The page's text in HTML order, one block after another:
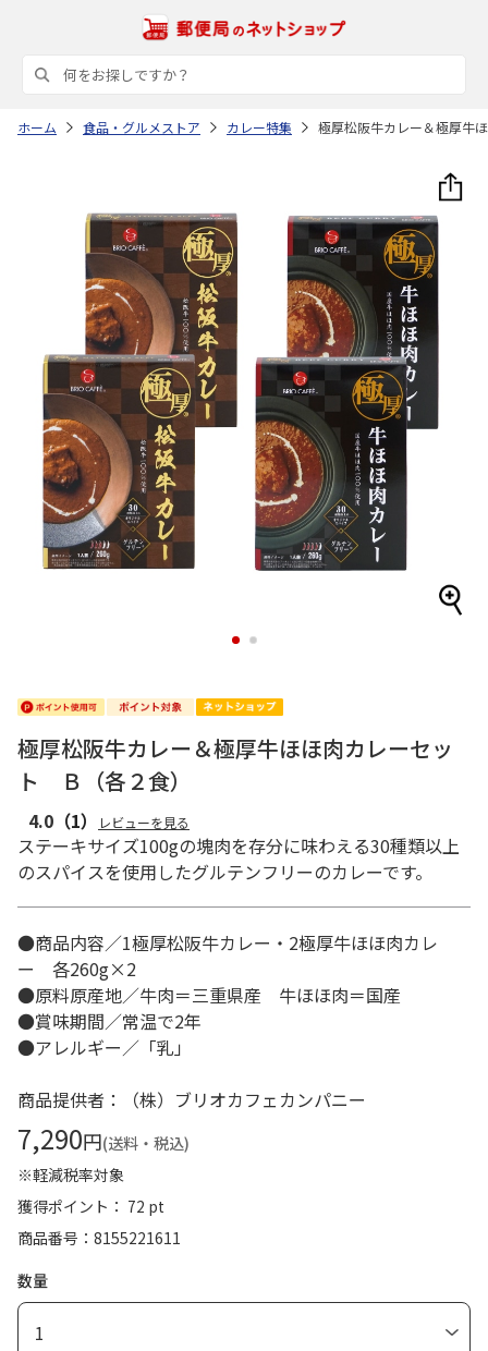
ホーム 食品・グルメストア カレー特集 極厚松阪牛カレー＆極厚牛
1 2
極厚松阪牛カレー＆極厚牛ほほ肉カレーセッ
ト Ｂ（各２食）
4.0 （1） レビューを見る
ステーキサイズ100gの塊肉を存分に味わえる30種類以上
のスパイスを使用したグルテンフリーのカレーです。
●商品内容／1極厚松阪牛カレー・2極厚牛ほほ肉カレ
ー 各260g×2
●原料原産地／牛肉＝三重県産 牛ほほ肉＝国産
●賞味期間／常温で2年
●アレルギー／「乳」
商品提供者：（株）ブリオカフェカンパニー
7,290円(送料・税込)
※軽減税率対象
獲得ポイント： 72 pt
商品番号
8155221611
数量
1